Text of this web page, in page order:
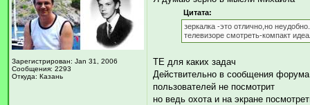
Зарегистрирован: Jan 31, 2006
Сообщения: 2293
Откуда: Казань
Цитата:
зеркалка -это отлично,но
телевизоре смотреть-компакт
ТЕ для каких задач
Действительно в сообщения
пользователей не посмотрит
но ведь охота и на экране